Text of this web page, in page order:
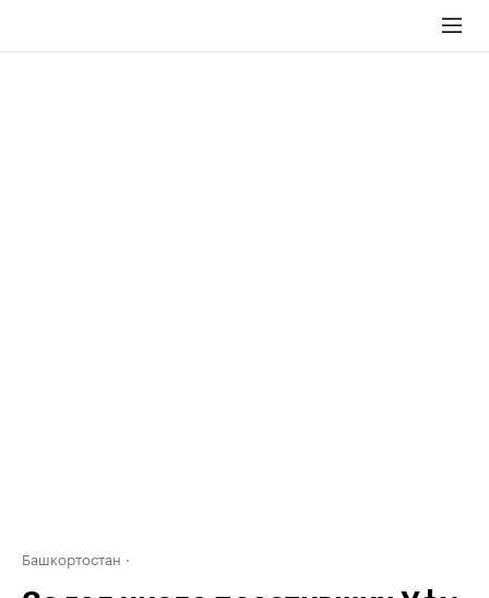
Башкортостан